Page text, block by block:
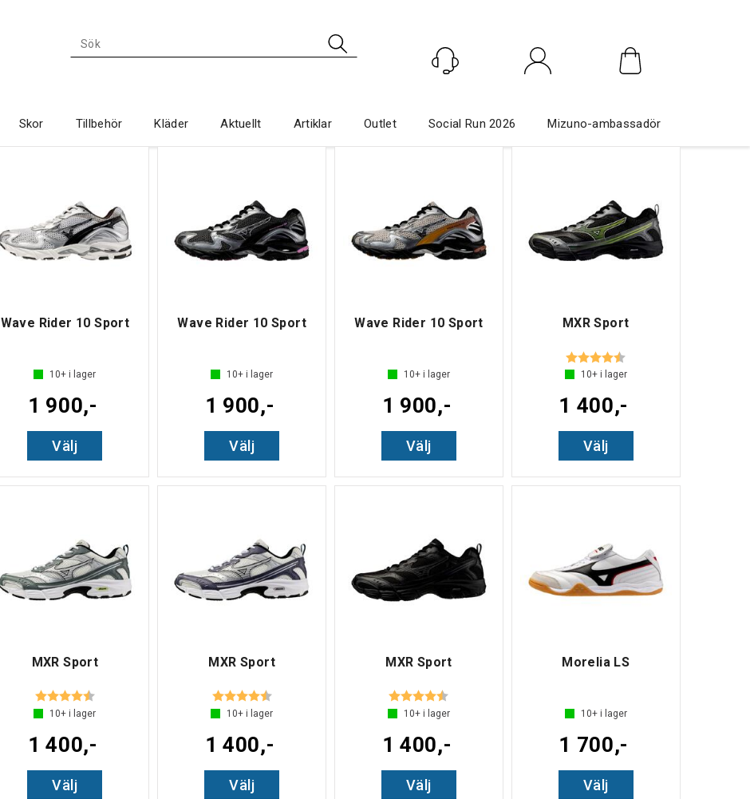
Skor Tillbehör Kläder Aktuellt Artiklar Outlet Social Run 2026 Mizuno-ambassadör
Wave Rider 10 Sport
10+ i lager
1 900,-
Välj
Wave Rider 10 Sport
10+ i lager
1 900,-
Välj
Wave Rider 10 Sport
10+i lager
1 900,-
Välj
MXR Sport
Betyg:
10+i lager
1 400,-
Välj
MXR Sport
Betyg: 4.2 utav 5 stjärnor
10+ i lager
1 400,-
Välj
MXR Sport
Betyg: 4.3 utav 5 stjärnor
10+ i lager
1 400,-
Välj
MXR Sport
Betyg:
10+i lager
1 400,-
Välj
Morelia LS
10+i lager
1 700,-
Välj